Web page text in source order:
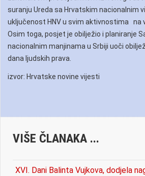
suranju Ureda sa Hrvatskim nacionalnim
uključenost HNV u svim aktivnostima na
Osim toga, posjet je obilježio i planiranje
nacionalnim manjinama u Srbiji uoči
dana ljudskih prava.
izvor: Hrvatske novine vijesti
VIŠE ČLANAKA ...
XVI. Dani Balinta Vujkova, dodjela